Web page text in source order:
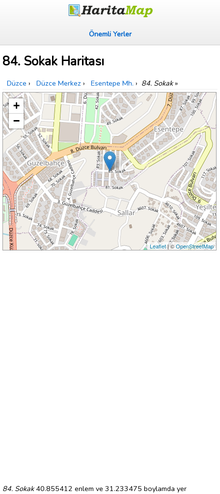
Önemli Yerler
84. Sokak Haritası
Düzce › Düzce Merkez › Esentepe Mh. › 84. Sokak»
+
−
Leaflet| ©OpenStreetMap
84. Sokak40.855412 enlem ve 31.233475 boylamda yer